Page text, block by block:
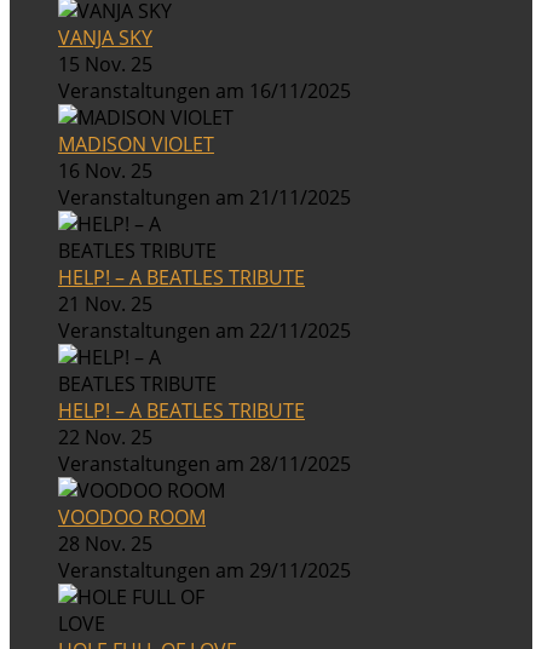
VANJA SKY
15 Nov. 25
Veranstaltungen am 16/11/2025
MADISON VIOLET
16 Nov. 25
Veranstaltungen am 21/11/2025
HELP! – A BEATLES TRIBUTE
21 Nov. 25
Veranstaltungen am 22/11/2025
HELP! – A BEATLES TRIBUTE
22 Nov. 25
Veranstaltungen am 28/11/2025
VOODOO ROOM
28 Nov. 25
Veranstaltungen am 29/11/2025